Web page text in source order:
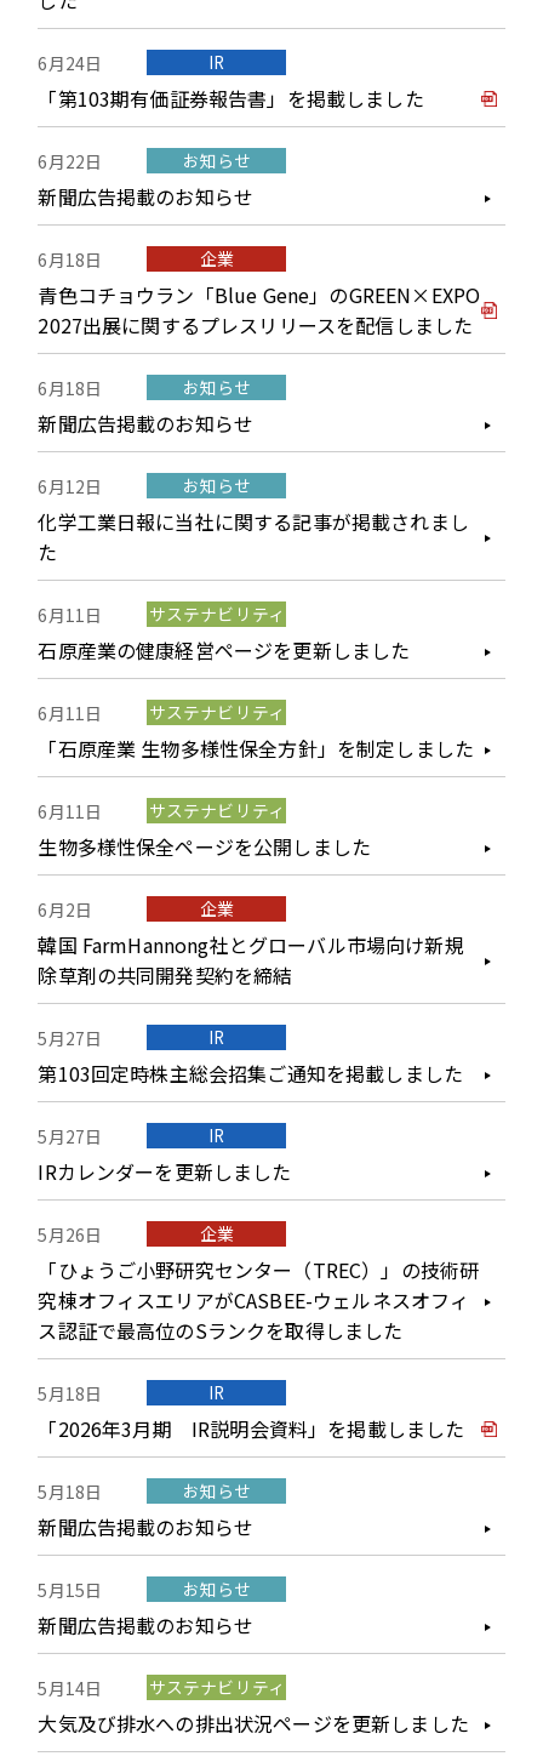
6月24日 IR
「第103期有価証券報告書」を掲載しました
6月22日 お知らせ
新聞広告掲載のお知らせ
6月18日 企業
青色コチョウラン「Blue Gene」のGREEN×EXPO
2027出展に関するプレスリリースを配信しました
6月18日 お知らせ
新聞広告掲載のお知らせ
6月12日 お知らせ
化学工業日報に当社に関する記事が掲載されまし
た
6月11日 サステナビリティ
石原産業の健康経営ページを更新しました
6月11日 サステナビリティ
「石原産業 生物多様性保全方針」を制定しました
6月11日 サステナビリティ
生物多様性保全ページを公開しました
6月2日 企業
韓国 FarmHannong社とグローバル市場向け新規
除草剤の共同開発契約を締結
5月27日 IR
第103回定時株主総会招集ご通知を掲載しました
5月27日 IR
IRカレンダーを更新しました
5月26日 企業
「ひょうご小野研究センター（TREC）」の技術研
究棟オフィスエリアがCASBEE-ウェルネスオフィ
ス認証で最高位のSランクを取得しました
5月18日 IR
「2026年3月期 IR説明会資料」を掲載しました
5月18日 お知らせ
新聞広告掲載のお知らせ
5月15日 お知らせ
新聞広告掲載のお知らせ
5月14日 サステナビリティ
大気及び排水への排出状況ページを更新しました